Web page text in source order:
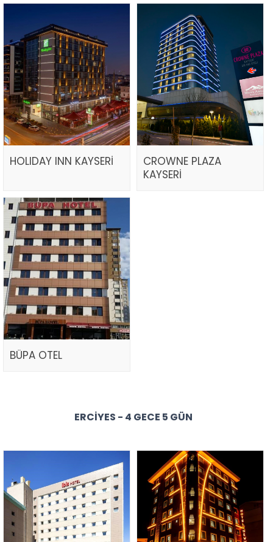
HOLIDAY INN KAYSERİ
CROWNE PLAZA
KAYSERİ
BÜPA OTEL
ERCIYES - 4 GECE 5 GÜN